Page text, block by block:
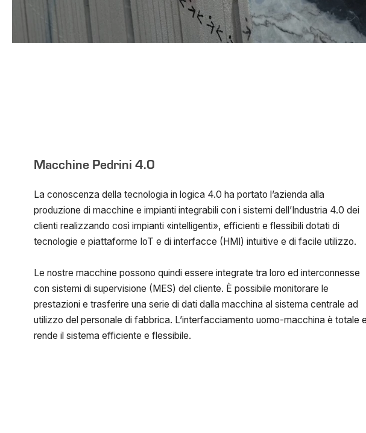
Macchine Pedrini 4.0
La conoscenza della tecnologia in logica 4.0 ha portato l’azienda alla
produzione di macchine e impianti integrabili con i sistemi dell’Industria 4.0 dei
clienti realizzando così impianti «intelligenti», efficienti e flessibili dotati di
tecnologie e piattaforme IoT e di interfacce (HMI) intuitive e di facile utilizzo.
Le nostre macchine possono quindi essere integrate tra loro ed interconnesse
con sistemi di supervisione (MES) del cliente. È possibile monitorare le
prestazioni e trasferire una serie di dati dalla macchina al sistema centrale ad
utilizzo del personale di fabbrica. L’interfacciamento uomo-macchina è totale e
rende il sistema efficiente e flessibile.